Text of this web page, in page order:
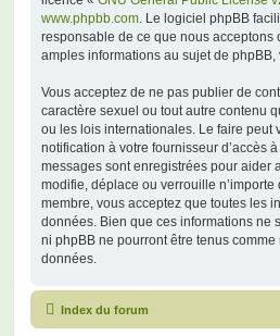
www.phpbb.com. Le logiciel phpBB
responsable de ce que nous acceptons
amples informations au sujet de
Vous acceptez de ne pas publier de
caractère sexuel ou tout autre contenu
ou les lois internationales. Le faire peut
notification à votre fournisseur d’accès
messages sont enregistrées pour aider
modifie, déplace ou verrouille
membre, vous acceptez que toutes les
données. Bien que ces informations ne
ni phpBB ne pourront être tenus
données.
Index du forum